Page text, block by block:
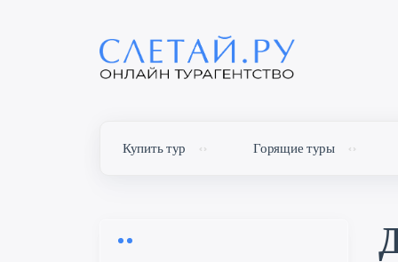
Купить тур Горящие туры